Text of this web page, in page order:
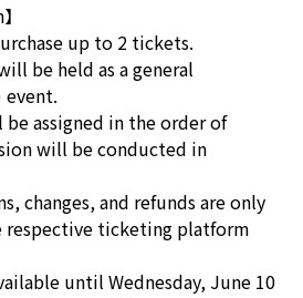
up to 2 tickets.
be held as a general
event.
be assigned in the order of
will be conducted in
changes, and refunds are only
respective ticketing platform
until Wednesday, June 10